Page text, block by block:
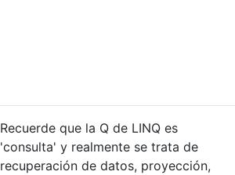
Recuerde que la Q de LINQ es
'consulta' y realmente se trata de
recuperación de datos, proyección,